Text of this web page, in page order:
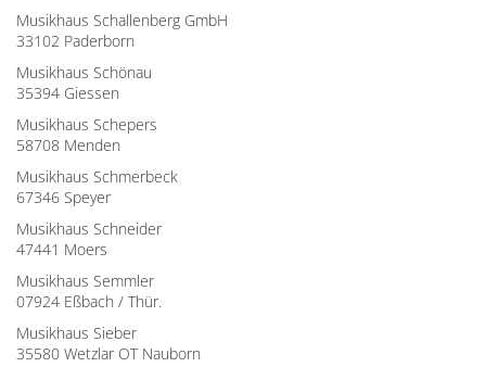
Musikhaus Schallenberg GmbH
33102 Paderborn
Musikhaus Schönau
35394 Giessen
Musikhaus Schepers
58708 Menden
Musikhaus Schmerbeck
67346 Speyer
Musikhaus Schneider
47441 Moers
Musikhaus Semmler
07924 Eßbach / Thür.
Musikhaus Sieber
35580 Wetzlar OT Nauborn